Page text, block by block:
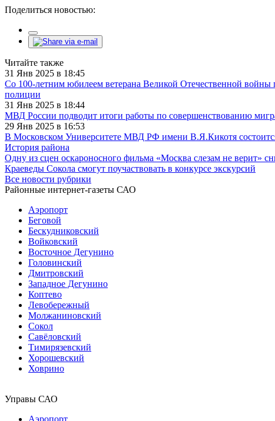
Поделиться новостью:
Читайте также
31 Янв 2025 в 18:45
Со 100-летним юбилеем ветерана Великой Отечественной
полиции
31 Янв 2025 в 18:44
МВД России подводит итоги работы по совершенствованию
29 Янв 2025 в 16:53
В Московском Университете МВД РФ имени В.Я.Кикотя
История района
Одну из сцен оскароносного фильма «Москва слезам не верит»
Краеведы Сокола смогут поучаствовать в конкурсе экскурсий
Все новости рубрики
Районные интернет-газеты САО
Аэропорт
Беговой
Бескудниковский
Войковский
Восточное Дегунино
Головинский
Дмитровский
Западное Дегунино
Коптево
Левобережный
Молжаниновский
Сокол
Савёловский
Тимирязевский
Хорошевский
Ховрино
Управы САО
Аэропорт